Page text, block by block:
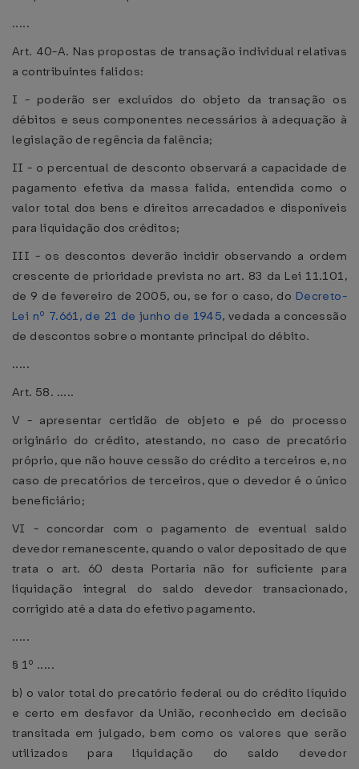
.....
Art. 40-A. Nas propostas de transação individual relativas
a contribuintes falidos:
I - poderão ser excluídos do objeto da transação os
débitos e seus componentes necessários à adequação à
legislação de regência da falência;
II - o percentual de desconto observará a capacidade de
pagamento efetiva da massa falida, entendida como o
valor total dos bens e direitos arrecadados e disponíveis
para liquidação dos créditos;
III - os descontos deverão incidir observando a ordem
crescente de prioridade prevista no art. 83 da Lei 11.101,
de 9 de fevereiro de 2005, ou, se for o caso, do Decreto-
Lei nº 7.661, de 21 de junho de 1945, vedada a concessão
de descontos sobre o montante principal do débito.
.....
Art. 58. .....
V - apresentar certidão de objeto e pé do processo
originário do crédito, atestando, no caso de precatório
próprio, que não houve cessão do crédito a terceiros e, no
caso de precatórios de terceiros, que o devedor é o único
beneficiário;
VI - concordar com o pagamento de eventual saldo
devedor remanescente, quando o valor depositado de que
trata o art. 60 desta Portaria não for suficiente para
liquidação integral do saldo devedor transacionado,
corrigido até a data do efetivo pagamento.
.....
§ 1º .....
b) o valor total do precatório federal ou do crédito líquido
e certo em desfavor da União, reconhecido em decisão
transitada em julgado, bem como os valores que serão
utilizados para liquidação do saldo devedor